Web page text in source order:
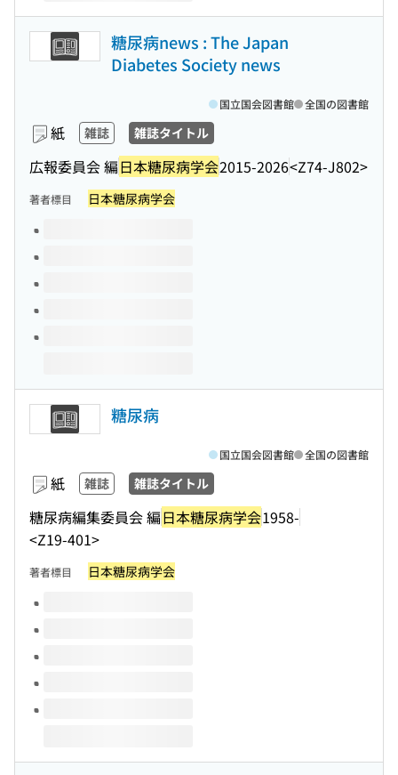
糖尿病news : The Japan
Diabetes Society news
紙 雑誌 雑誌タイトル
広報委員会 編日本糖尿病学会2015-2026<Z74-J802>
国立国会図書館 全国の図書館
著者標目 日本糖尿病学会
このタイトルの巻号
糖尿病
紙 雑誌 雑誌タイトル
糖尿病編集委員会 編日本糖尿病学会1958-
<Z19-401>
国立国会図書館 全国の図書館
著者標目 日本糖尿病学会
このタイトルの巻号